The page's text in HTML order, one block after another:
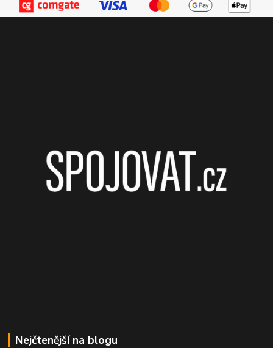
Nejčtenější na blogu